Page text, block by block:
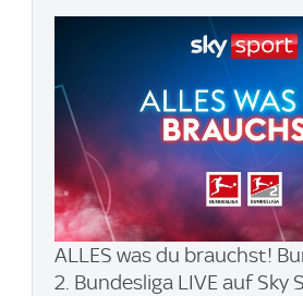
ALLES was du brauchst!
2. Bundesliga LIVE auf Sky